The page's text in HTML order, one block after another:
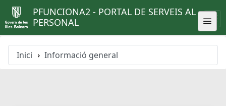
PFUNCIONA2 - PORTAL DE SERVEIS AL
PERSONAL
Inici Informació general